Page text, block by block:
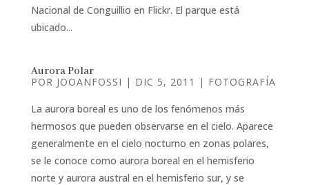
Nacional de Conguillio en Flickr. El parque está
ubicado...
Aurora Polar
POR JOOANFOSSI | DIC 5, 2011 | FOTOGRAFÍA
La aurora boreal es uno de los fenómenos más
hermosos que pueden observarse en el cielo. Aparece
generalmente en el cielo nocturno en zonas polares,
se le conoce como aurora boreal en el hemisferio
norte y aurora austral en el hemisferio sur, y se